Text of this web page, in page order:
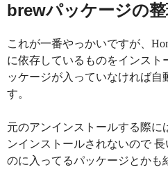
brewパッケージの
これが一番やっかいですが、
に依存しているものをインスト
ッケージが入っていなければ自
す。
元のアンインストールする際に
ンインストールされないので
のに入ってるパッケージとかも